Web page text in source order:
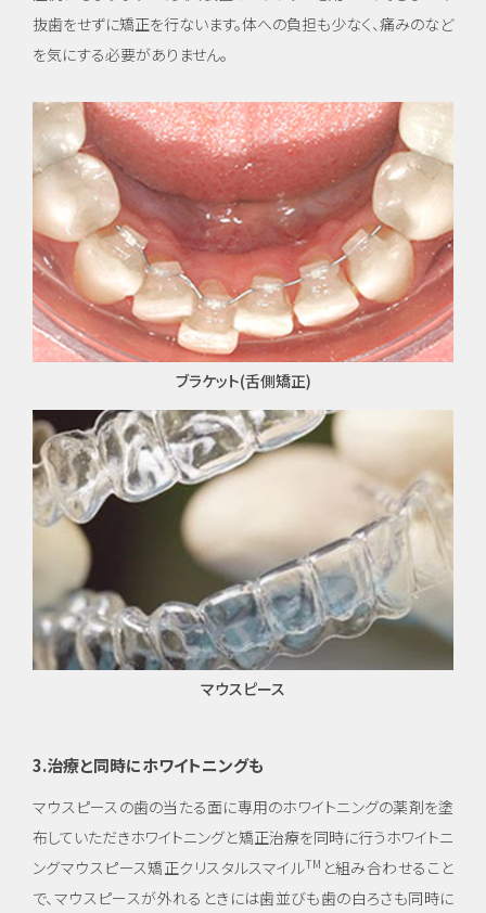
科医
抜歯をせずに矯正を行ないます。体への負担も少なく、痛みのなど
を気にする必要がありません。
ブラケット(舌側矯正)
マウスピース
3.治療と同時にホワイトニングも
マウスピースの歯の当たる面に専用のホワイトニングの薬剤を塗
布していただきホワイトニングと矯正治療を同時に行うホワイトニ
ングマウスピース矯正クリスタルスマイルTM と組み合わせること
で、マウスピースが外れるときには歯並びも歯の白ろさも同時に